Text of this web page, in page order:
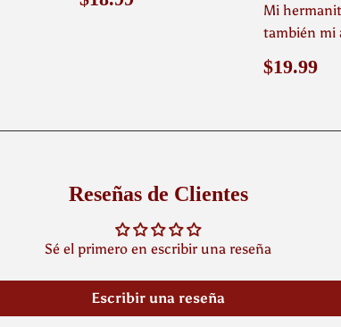
Mi
también mi
Precio
$19.99
Reseñas de Clientes
Sé el primero en escribir una reseña
Escribir una reseña